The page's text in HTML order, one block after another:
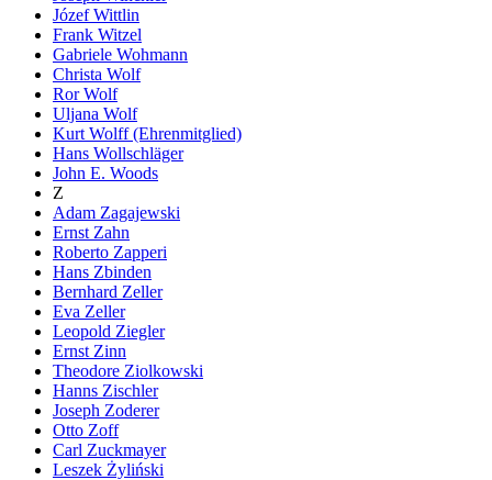
Józef Wittlin
Frank Witzel
Gabriele Wohmann
Christa Wolf
Ror Wolf
Uljana Wolf
Kurt Wolff (Ehrenmitglied)
Hans Wollschläger
John E. Woods
Z
Adam Zagajewski
Ernst Zahn
Roberto Zapperi
Hans Zbinden
Bernhard Zeller
Eva Zeller
Leopold Ziegler
Ernst Zinn
Theodore Ziolkowski
Hanns Zischler
Joseph Zoderer
Otto Zoff
Carl Zuckmayer
Leszek Żyliński